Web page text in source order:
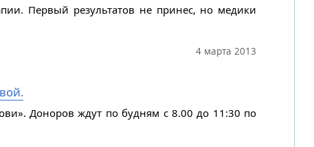
Первый результатов не принес, но медики
4 марта 2013
Доноров ждут по будням с 8.00 до 11:30 по